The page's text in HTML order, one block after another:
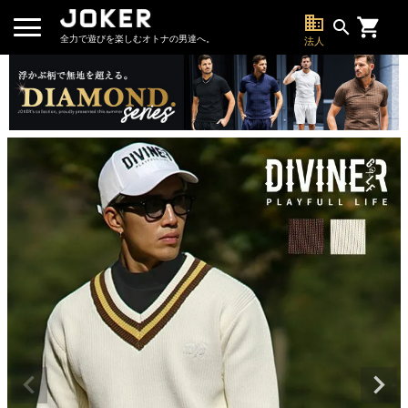
全力で遊びを楽しむオトナの男達へ。
business
法人
search